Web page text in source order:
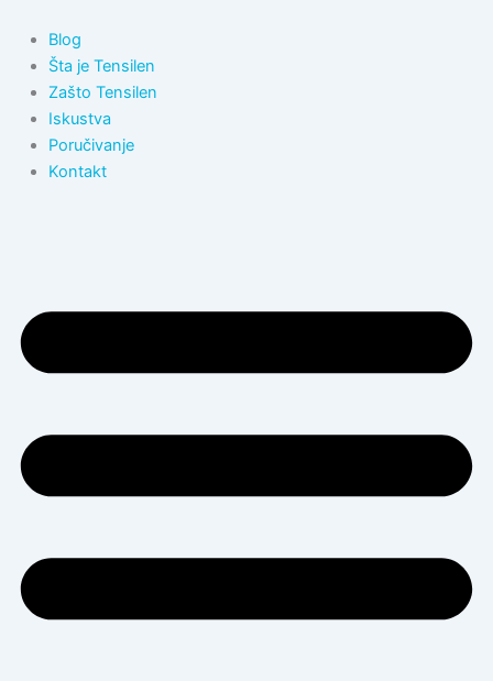
садржај
Blog
Šta je Tensilen
Zašto Tensilen
Iskustva
Poručivanje
Kontakt